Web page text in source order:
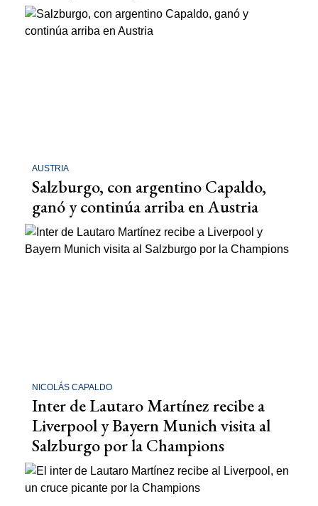
AUSTRIA
Salzburgo, con argentino Capaldo,
ganó y continúa arriba en Austria
NICOLÁS CAPALDO
Inter de Lautaro Martínez recibe a
Liverpool y Bayern Munich visita al
Salzburgo por la Champions